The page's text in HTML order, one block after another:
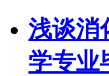
浅谈消
学专业